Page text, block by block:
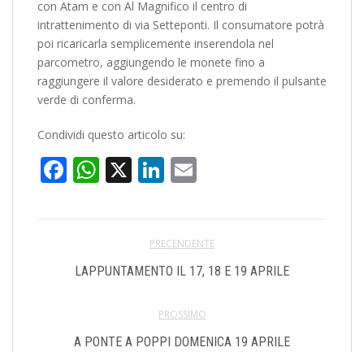
con Atam e con Al Magnifico il centro di
intrattenimento di via Setteponti. Il consumatore potrà
poi ricaricarla semplicemente inserendola nel
parcometro, aggiungendo le monete fino a
raggiungere il valore desiderato e premendo il pulsante
verde di conferma.
Condividi questo articolo su:
Facebook
WhatsApp
X LinkedIn
PRECENDENTE
LAPPUNTAMENTO IL 17, 18 E 19 APRILE
PROSSIMO
A PONTE A POPPI DOMENICA 19 APRILE